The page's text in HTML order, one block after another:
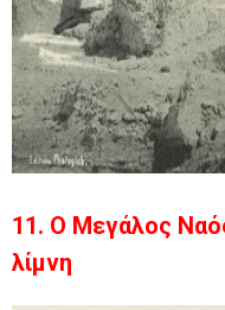
11. Ο Μεγάλος
λίμνη